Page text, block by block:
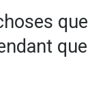
que
que